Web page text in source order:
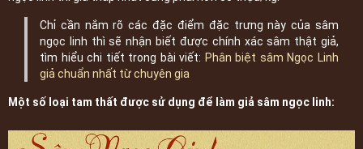
Chỉ cần nắm rõ các đặc điểm đặc trưng này của sâm
ngọc linh thì sẽ nhận biết được chính xác sâm thật giả,
tìm hiểu chi tiết trong bài viết: Phân biệt sâm Ngọc Linh
giả chuẩn nhất từ chuyên gia
Một số loại tam thất được sử dụng để làm giả sâm ngọc linh: